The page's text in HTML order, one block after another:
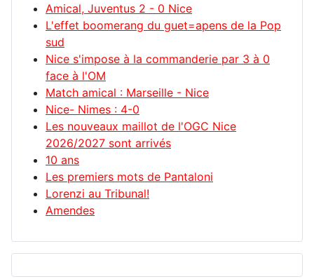
Amical, Juventus 2 - 0 Nice
L'effet boomerang du guet=apens de la Pop
sud
Nice s'impose à la commanderie par 3 à 0
face à l'OM
Match amical : Marseille - Nice
Nice- Nimes : 4-0
Les nouveaux maillot de l'OGC Nice
2026/2027 sont arrivés
10 ans
Les premiers mots de Pantaloni
Lorenzi au Tribunal!
Amendes